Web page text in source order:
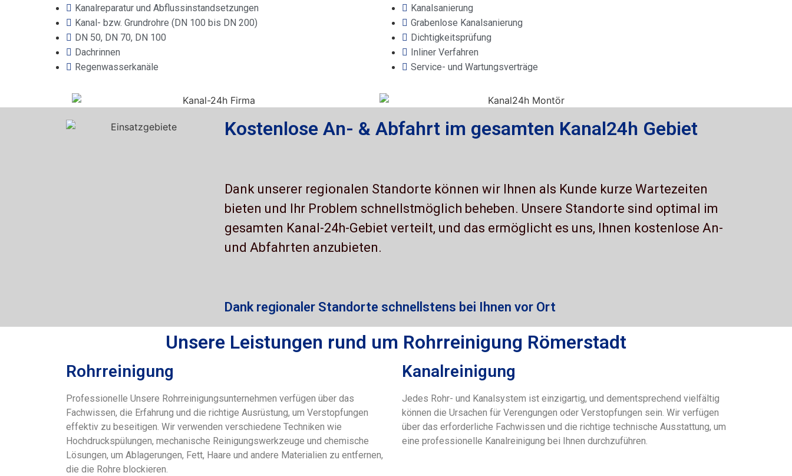
Kanalreparatur und Abflussinstandsetzungen
Kanal- bzw. Grundrohre (DN 100 bis DN 200)
DN 50, DN 70, DN 100
Dachrinnen
Regenwasserkanäle
Kanalsanierung
Grabenlose Kanalsanierung
Dichtigkeitsprüfung
Inliner Verfahren
Service- und Wartungsverträge
Kostenlose An- & Abfahrt im gesamten Kanal24h Gebiet
Dank unserer regionalen Standorte können wir Ihnen als Kunde kurze Wartezeiten
bieten und Ihr Problem schnellstmöglich beheben. Unsere Standorte sind optimal im
gesamten Kanal-24h-Gebiet verteilt, und das ermöglicht es uns, Ihnen kostenlose An-
und Abfahrten anzubieten.
Dank regionaler Standorte schnellstens bei Ihnen vor Ort
Unsere Leistungen rund um Rohrreinigung Römerstadt
Rohrreinigung
Professionelle Unsere Rohrreinigungsunternehmen verfügen über das
Fachwissen, die Erfahrung und die richtige Ausrüstung, um Verstopfungen
effektiv zu beseitigen. Wir verwenden verschiedene Techniken wie
Hochdruckspülungen, mechanische Reinigungswerkzeuge und chemische
Lösungen, um Ablagerungen, Fett, Haare und andere Materialien zu entfernen,
die die Rohre blockieren.
Kanalreinigung
Jedes Rohr- und Kanalsystem ist einzigartig, und dementsprechend vielfältig
können die Ursachen für Verengungen oder Verstopfungen sein. Wir verfügen
über das erforderliche Fachwissen und die richtige technische Ausstattung, um
eine professionelle Kanalreinigung bei Ihnen durchzuführen.